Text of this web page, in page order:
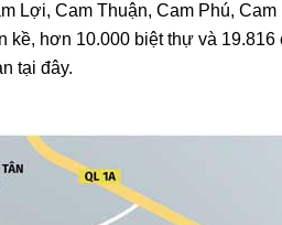
Lợi, Cam Thuận, Cam Phú,
kề, hơn 10.000 biệt thự và
tại đây.